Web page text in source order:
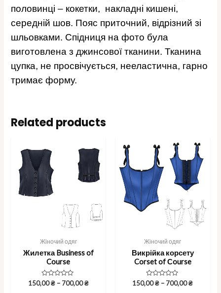
половинці – кокетки, накладні кишені,
середній шов. Пояс приточний, відрізний зі
шльовками. Спідниця на фото була
виготовлена з джинсової тканини. Тканина
цупка, не просвічується, нееластична, гарно
тримає форму.
Related products
Жіночий одяг
Жилетка Business of
Course
Rated
0
150,00₴– 700,00₴
Жіночий одяг
Викрійка корсету
Corset of Сourse
Rated
0
150,00₴ – 700,00₴